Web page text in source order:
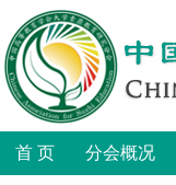
首 页 分会概况